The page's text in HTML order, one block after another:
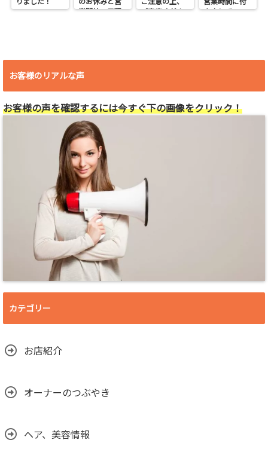
業開始の日程
ご来店くださ
きまして
お客様のリアルな声
お客様の声を確認するには今すぐ下の画像をクリック！
カテゴリー
お店紹介
オーナーのつぶやき
ヘア、美容情報